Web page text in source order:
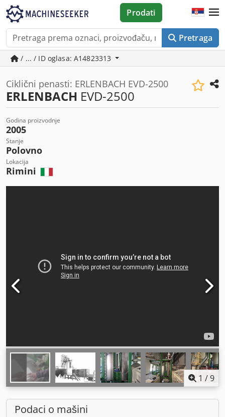
Pretraga
Prodati
/ ... / ID oglasa: A14823313
Ciklični penasti: ERLENBACH EVD-2500
ERLENBACH EVD-2500
Godina proizvodnje
2005
Stanje
Polovno
Lokacija
Rimini
1 /9
Podaci o mašini